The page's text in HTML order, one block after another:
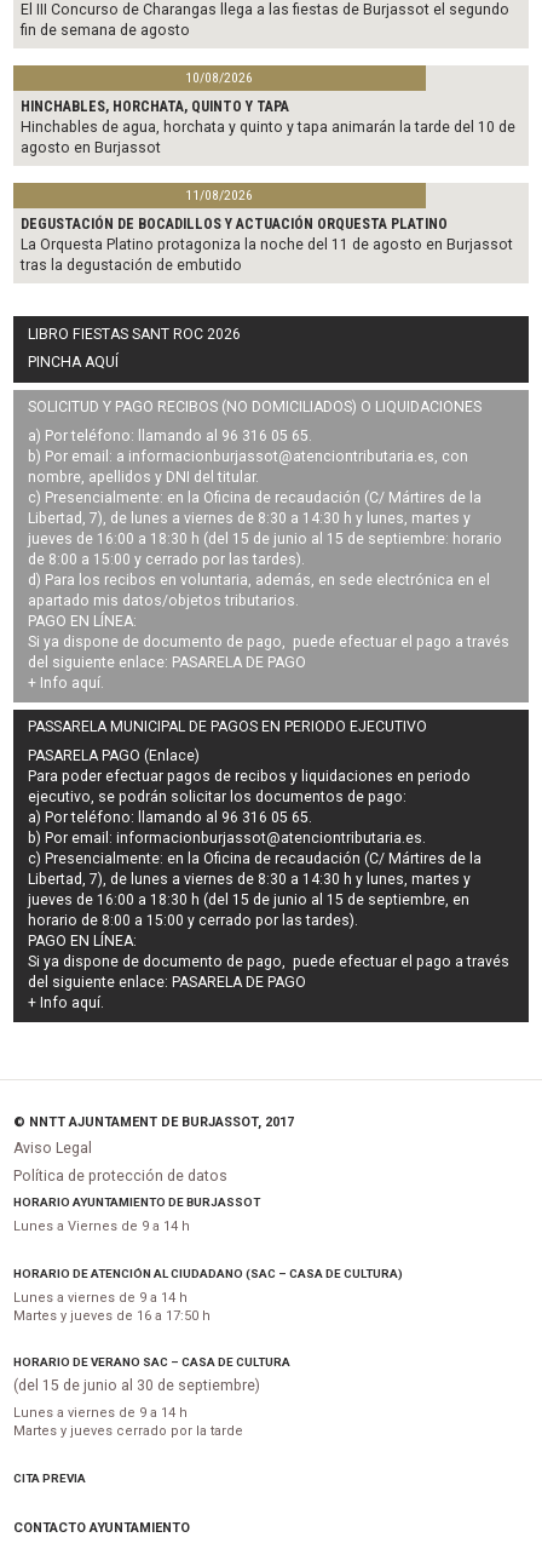
El III Concurso de Charangas llega a las fiestas de Burjassot el segundo
fin de semana de agosto
10/08/2026
HINCHABLES, HORCHATA, QUINTO Y TAPA
Hinchables de agua, horchata y quinto y tapa animarán la tarde del 10 de
agosto en Burjassot
11/08/2026
DEGUSTACIÓN DE BOCADILLOS Y ACTUACIÓN ORQUESTA PLATINO
La Orquesta Platino protagoniza la noche del 11 de agosto en Burjassot
tras la degustación de embutido
LIBRO FIESTAS SANT ROC 2026
PINCHA AQUÍ
SOLICITUD Y PAGO RECIBOS (NO DOMICILIADOS) O LIQUIDACIONES
a) Por teléfono: llamando al 96 316 05 65.
b) Por email: a informacionburjassot@atenciontributaria.es , con
nombre, apellidos y DNI del titular.
c) Presencialmente: en la Oficina de recaudación (C/ Mártires de la
Libertad, 7), de lunes a viernes de 8:30 a 14:30 h y lunes, martes y
jueves de 16:00 a 18:30 h (del 15 de junio al 15 de septiembre: horario
de 8:00 a 15:00 y cerrado por las tardes).
d) Para los recibos en voluntaria, además, en sede electrónica en el
apartado mis datos/objetos tributarios.
PAGO EN LÍNEA:
Si ya dispone de documento de pago, puede efectuar el pago a través
del siguiente enlace: PASARELA DE PAGO
+ Info aquí
PASSARELA MUNICIPAL DE PAGOS EN PERIODO EJECUTIVO
PASARELA PAGO (Enlace)
Para poder efectuar pagos derecibos y liquidaciones en periodo
ejecutivo, se podrán solicitar los documentos de pago:
a) Por teléfono: llamando al 96 316 05 65.
b) Por email:informacionburjassot@atenciontributaria.es.
c) Presencialmente: en la Oficina de recaudación (C/ Mártires de la
Libertad, 7), de lunes a viernes de 8:30 a 14:30 h y lunes, martes y
jueves de 16:00 a 18:30 h (del 15 de junio al 15 de septiembre, en
horario de 8:00 a 15:00 y cerrado por las tardes).
PAGO EN LÍNEA:
Si ya dispone de documento de pago, puede efectuar el pago a través
del siguiente enlace: PASARELA DE PAGO
+ Info aquí.
© NNTT AJUNTAMENT DE BURJASSOT, 2017
Aviso Legal
Política de protección de datos
HORARIO AYUNTAMIENTO DE BURJASSOT
Lunes a Viernes de 9 a 14 h
HORARIO DE ATENCIÓN AL CIUDADANO (SAC – CASA DE CULTURA)
Lunes a viernes de 9 a 14 h
Martes y jueves de 16 a 17:50 h
HORARIO DE VERANO SAC – CASA DE CULTURA
(del 15 de junio al 30 de septiembre)
Lunes a viernes de 9 a 14 h
Martes y jueves cerrado por la tarde
CITA PREVIA
CONTACTO AYUNTAMIENTO